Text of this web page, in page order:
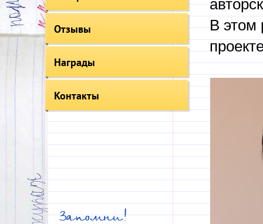
Отзывы
Награды
Контакты
Запомни!
В этом